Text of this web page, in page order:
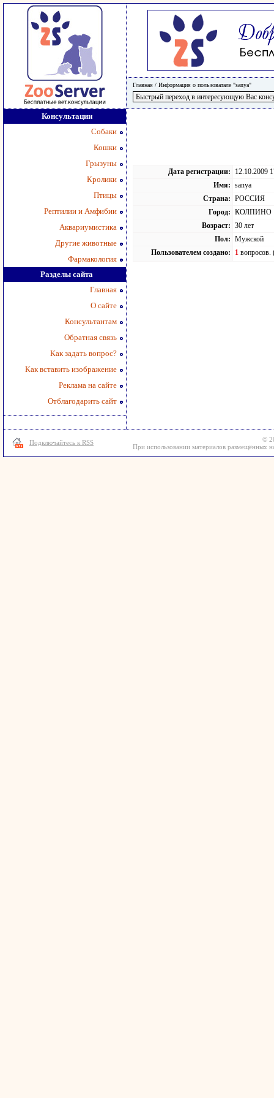
Главная / Информация о пользоватале "sanya"
Консультации
Собаки
Кошки
Грызуны
Кролики
Птицы
Рептилии и Амфибии
Аквариумистика
Другие животные
Фармакология
Разделы сайта
Главная
О сайте
Консультантам
Обратная связь
Как задать вопрос?
Как вставить изображение
Реклама на сайте
Отблагодарить сайт
Дата регистрации:
12.10.2009
Имя: sanya
Страна: РОССИЯ
Город: КОЛПИНО
Возраст: 30 лет
Пол: Мужской
Пользователем создано:
1 вопросов.
Подключайтесь к RSS
©
При использовании материалов размещённых